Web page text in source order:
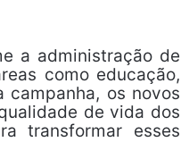
a administração de
como educação,
campanha, os novos
de vida dos
transformar esses